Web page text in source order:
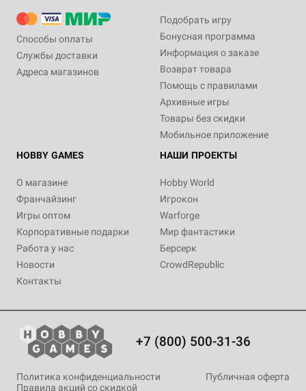
Способы оплаты
Службы доставки
Адреса магазинов
Подобрать игру
Бонусная программа
Информация о заказе
Возврат товара
Помощь с правилами
Архивные игры
Товары без скидки
Мобильное приложение
HOBBY GAMES
О магазине
Франчайзинг
Игры оптом
Корпоративные подарки
Работа у нас
Новости
Контакты
НАШИ ПРОЕКТЫ
Hobby World
Игрокон
Warforge
Мир фантастики
Берсерк
CrowdRepublic
+7 (800) 500-31-36
Политика конфиденциальности
Публичная оферта
Правила акций со скидкой